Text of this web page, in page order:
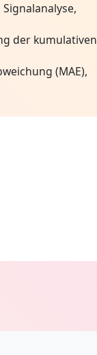
der kumulativen
(MAE),